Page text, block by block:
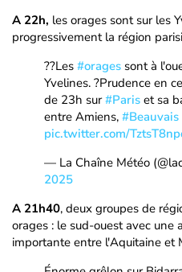
A 22h, les orages sont sur les
progressivement la région
??Les #orages sont à
Yvelines. ?Prudence en
de 23h sur#Paris et sa
entre Amiens, #Beauvais
pic.twitter.com/
— La Chaîne Météo
2025
A 21h40, deux groupes de
orages : le sud-ouest avec
importante entre l'Aquitaine et